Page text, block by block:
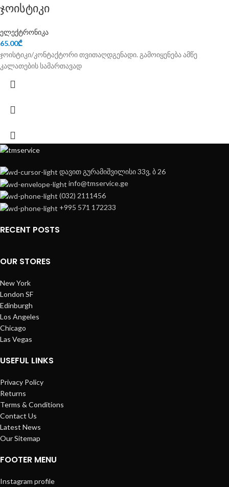
ჯოისტიკი
ელექტრონიკა
65.00₾
ჯოისტიკი/კონტაქტორი თვითაღდგენადი. გამოიყენება ამწე
კალათების სამართავად
დავით გურამიშვილისი 33ვ, ბ 26
info@tmservice.ge
(032) 2111456
+995 571 172233
RECENT POSTS
OUR STORES
New York
London SF
Edinburgh
Los Angeles
Chicago
Las Vegas
USEFUL LINKS
Privacy Policy
Returns
Terms & Conditions
Contact Us
Latest News
Our Sitemap
FOOTER MENU
Instagram profile